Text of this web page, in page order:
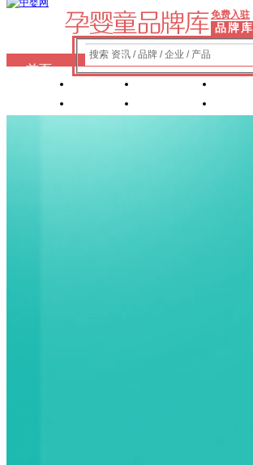
免费入驻
品牌库
搜索 资讯 / 品牌 / 企业 / 产品
首页